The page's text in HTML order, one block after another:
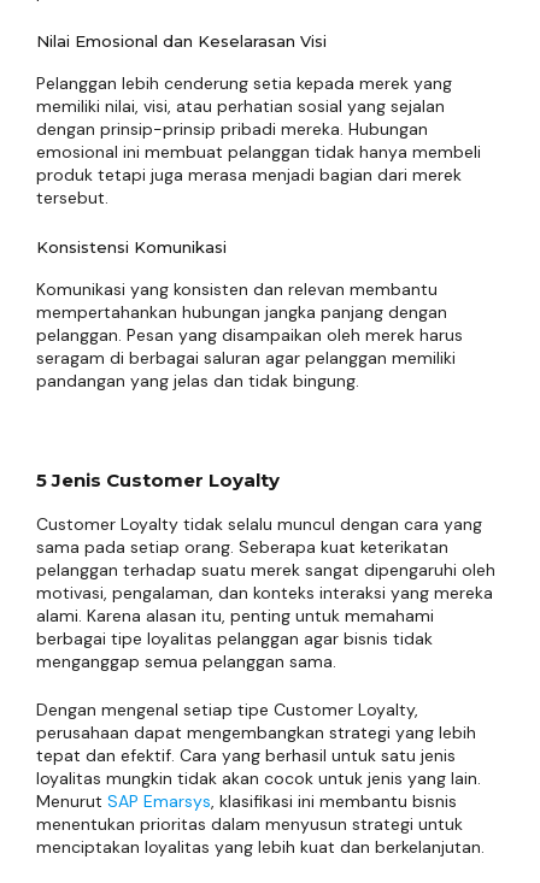
Nilai Emosional dan Keselarasan Visi
Pelanggan lebih cenderung setia kepada merek yang
memiliki nilai, visi, atau perhatian sosial yang sejalan
dengan prinsip-prinsip pribadi mereka. Hubungan
emosional ini membuat pelanggan tidak hanya membeli
produk tetapi juga merasa menjadi bagian dari merek
tersebut.
Konsistensi Komunikasi
Komunikasi yang konsisten dan relevan membantu
mempertahankan hubungan jangka panjang dengan
pelanggan. Pesan yang disampaikan oleh merek harus
seragam di berbagai saluran agar pelanggan memiliki
pandangan yang jelas dan tidak bingung.
5 Jenis Customer Loyalty
Customer Loyalty tidak selalu muncul dengan cara yang
sama pada setiap orang. Seberapa kuat keterikatan
pelanggan terhadap suatu merek sangat dipengaruhi oleh
motivasi, pengalaman, dan konteks interaksi yang mereka
alami. Karena alasan itu, penting untuk memahami
berbagai tipe loyalitas pelanggan agar bisnis tidak
menganggap semua pelanggan sama.
Dengan mengenal setiap tipe Customer Loyalty,
perusahaan dapat mengembangkan strategi yang lebih
tepat dan efektif. Cara yang berhasil untuk satu jenis
loyalitas mungkin tidak akan cocok untuk jenis yang lain.
Menurut SAP Emarsys, klasifikasi ini membantu bisnis
menentukan prioritas dalam menyusun strategi untuk
menciptakan loyalitas yang lebih kuat dan berkelanjutan.